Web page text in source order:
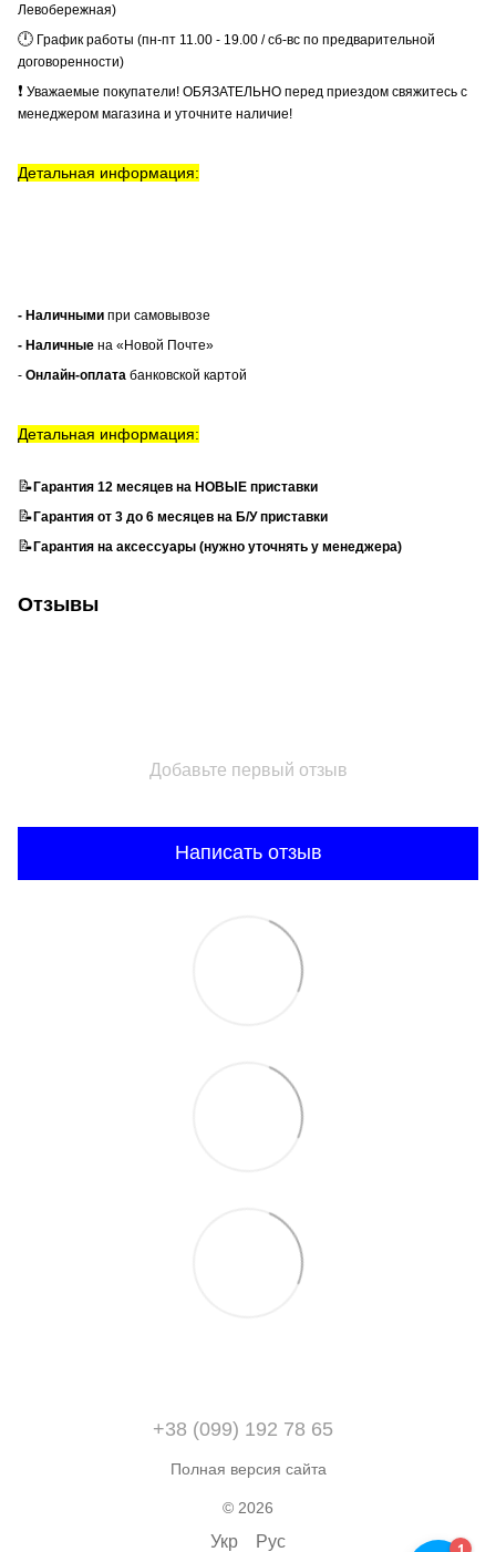
Левобережная)
🕛 График работы (пн-пт 11.00 - 19.00 / сб-вс по предварительной
договоренности)
❗ Уважаемые покупатели! ОБЯЗАТЕЛЬНО перед приездом свяжитесь с
менеджером магазина и уточните наличие!
Детальная информация:
- Наличными при самовывозе
- Наличные на «Новой Почте»
- Онлайн-оплата банковской картой
Детальная информация:
📝Гарантия 12 месяцев на НОВЫЕ приставки
📝Гарантия от 3 до 6 месяцев на Б/У приставки
📝Гарантия на аксессуары (нужно уточнять у менеджера)
Отзывы
Добавьте первый отзыв
Написать отзыв
+38 (099) 192 78 65
Полная версия сайта
© 2026
Укр Рус